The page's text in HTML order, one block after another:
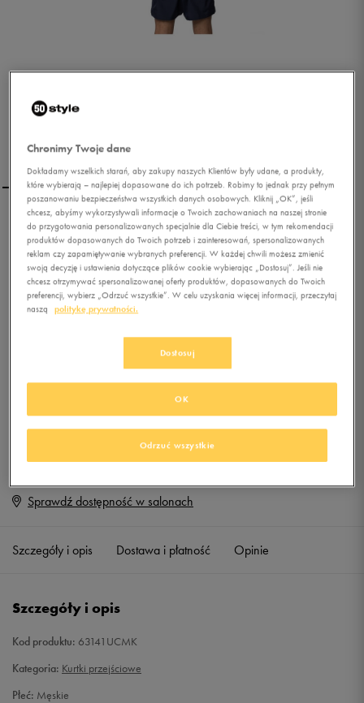
UMBRO KURTKA VELOCITA
GRAPHIC
0.0(0)
49,99zł z Vat
Jeśli artykuł będzie ponownie dostępny, otrzymasz od nas powiadomienie.
Wybierz rozmiar
M Powiadom o dostępności
L Powiadom o dostępności
XXL
Sprawdź dostępność w salonach
Szczegóły i opis Dostawa i płatność Opinie
Szczegóły i opis
Kod produktu: 63141UCMK
Kategoria: Kurtki przejściowe
Płeć: Męskie
Chronimy Twoje dane
Dokładamy wszelkich starań, aby zakupy naszych Klientów były udane, a produkty,
które wybierają – najlepiej dopasowane do ich potrzeb. Robimy to jednak przy pełnym
poszanowaniu bezpieczeństwa wszystkich danych osobowych. Kliknij „OK”, jeśli
chcesz, abyśmy wykorzystywali informacje o Twoich zachowaniach na naszej stronie
do przygotowania personalizowanych specjalnie dla Ciebie treści, w tym rekomendacji
produktów dopasowanych do Twoich potrzeb i zainteresowań, spersonalizowanych
reklam czy zapamiętywanie wybranych preferencji. W każdej chwili możesz zmienić
swoją decyzję i ustawienia dotyczące plików cookie wybierając „Dostosuj”. Jeśli nie
chcesz otrzymywać spersonalizowanej oferty produktów, dopasowanych do Twoich
preferencji, wybierz „Odrzuć wszystkie”. W celu uzyskania więcej informacji, przeczytaj
naszą
politykę prywatności.
Dostosuj
Odrzuć wszystkie
OK